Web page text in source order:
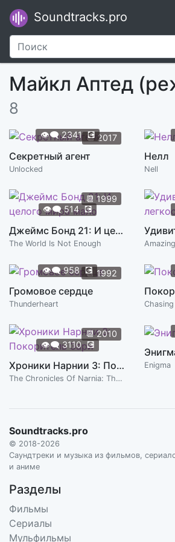
Soundtracks.pro
Майкл Аптед
8
📆2017
👁️‍🗨️2341 💽
Секретный агент
Unlocked
Нелл
Nell
📆 1999
👁️‍🗨️514 💽
Джеймс Бонд 21: И целого мира мало
The World Is Not Enough
📆 1992
👁️‍🗨️958 💽
Громовое сердце
Thunderheart
📆2010
👁️‍🗨️3110 💽
Хроники Нарнии 3: Покоритель Зари
The Chronicles Of Narnia: The Voyage Of The Dawn Treader
Enigma
Soundtracks.pro
© 2018-2026
Саундтреки и музыка из фильмов,
и аниме
Разделы
Фильмы
Сериалы
Мульфильмы